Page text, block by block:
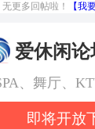
无更多回帖啦！ 【我
爱休闲论
、舞厅、
即将开放